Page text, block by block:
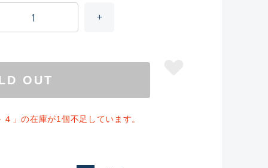
OUT
」の在庫が1個不足しています。